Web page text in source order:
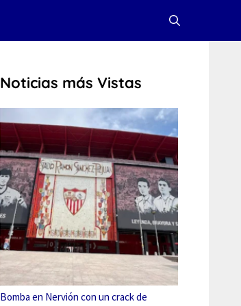
Noticias más Vistas
Bomba en Nervión con un crack de